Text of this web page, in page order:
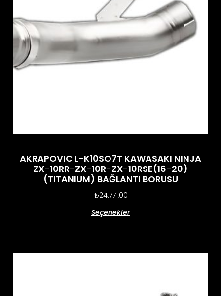
AKRAPOVIC L-K10SO7T KAWASAKI NINJA
ZX-10RR-ZX-10R-ZX-10RSE(16-20)
(TITANIUM) BAĞLANTI BORUSU
₺24.771,00
Seçenekler